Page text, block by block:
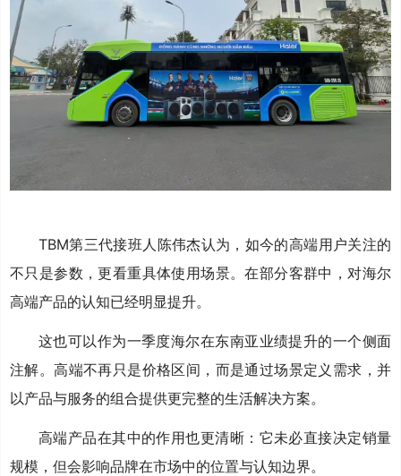
TBM第三代接班人陈伟杰认为，如今的高端用户关注的
不只是参数，更看重具体使用场景。在部分客群中，对海尔
高端产品的认知已经明显提升。
这也可以作为一季度海尔在东南亚业绩提升的一个侧面
注解。高端不再只是价格区间，而是通过场景定义需求，并
以产品与服务的组合提供更完整的生活解决方案。
高端产品在其中的作用也更清晰：它未必直接决定销量
规模，但会影响品牌在市场中的位置与认知边界。